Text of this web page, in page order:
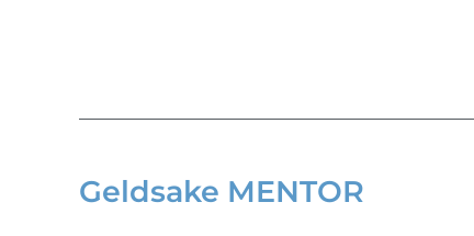
Geldsake MENTOR